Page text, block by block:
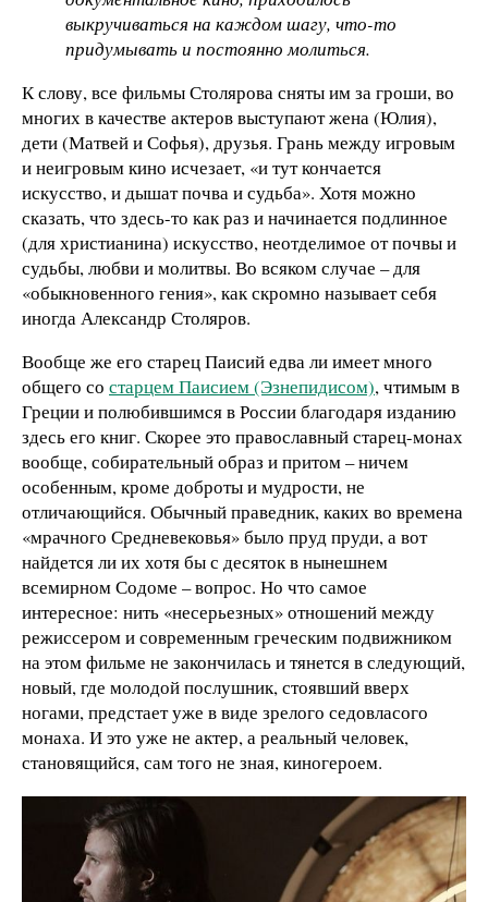
выкручиваться на каждом шагу, что-то
придумывать и постоянно молиться.
К слову, все фильмы Столярова сняты им за гроши, во
многих в качестве актеров выступают жена (Юлия),
дети (Матвей и Софья), друзья. Грань между игровым
и неигровым кино исчезает, «и тут кончается
искусство, и дышат почва и судьба». Хотя можно
сказать, что здесь-то как раз и начинается подлинное
(для христианина) искусство, неотделимое от почвы и
судьбы, любви и молитвы. Во всяком случае – для
«обыкновенного гения», как скромно называет себя
иногда Александр Столяров.
Вообще же его старец Паисий едва ли имеет много
общего со старцем Паисием (Эзнепидисом), чтимым в
Греции и полюбившимся в России благодаря изданию
здесь его книг. Скорее это православный старец-монах
вообще, собирательный образ и притом – ничем
особенным, кроме доброты и мудрости, не
отличающийся. Обычный праведник, каких во времена
«мрачного Средневековья» было пруд пруди, а вот
найдется ли их хотя бы с десяток в нынешнем
всемирном Содоме – вопрос. Но что самое
интересное: нить «несерьезных» отношений между
режиссером и современным греческим подвижником
на этом фильме не закончилась и тянется в следующий,
новый, где молодой послушник, стоявший вверх
ногами, предстает уже в виде зрелого седовласого
монаха. И это уже не актер, а реальный человек,
становящийся, сам того не зная, киногероем.